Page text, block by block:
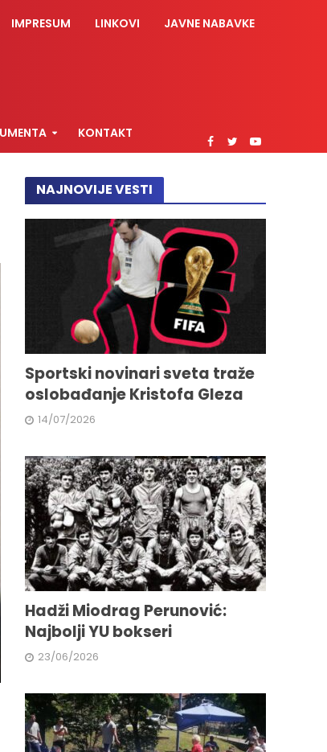
IMPRESUM LINKOVI JAVNE NABAVKE
KONTAKT
NAJNOVIJE VESTI
Sportski novinari sveta traže
oslobađanje Kristofa Gleza
14/07/2026
Hadži Miodrag Perunović:
Najbolji YU bokseri
23/06/2026